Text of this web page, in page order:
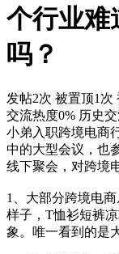
个行业难
吗？
发帖2次 被置顶1次
交流热度0% 历史
小弟入职跨境电商
中的大型会议，也
线下聚会，对跨境
1、大部分跨境电
样子，T恤衫短裤
象。唯一看到的是